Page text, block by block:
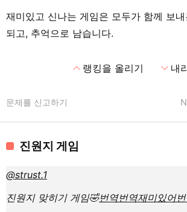
재미있고 신나는 게임은 모두가 함께 보
되고, 추억으로 남습니다.
expand_less랭킹을 올리기 expand_more내
문제를 신고하기
진원지 게임
@strust.1
진원지 맞히기 게임🤣번역번역재미있어